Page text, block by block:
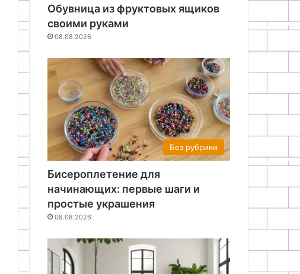
Обувница из фруктовых ящиков
своими руками
08.08.2026
Без рубрики
Бисероплетение для
начинающих: первые шаги и
простые украшения
08.08.2026